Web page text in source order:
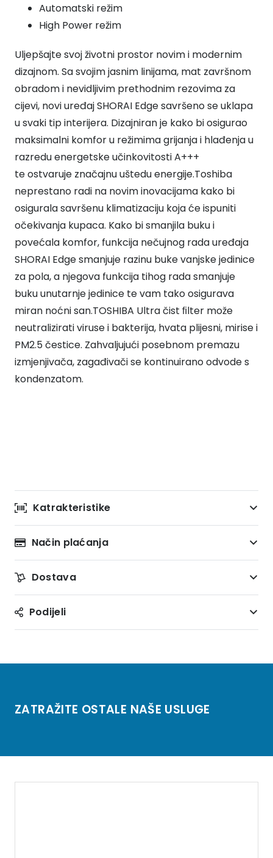
Automatski režim
High Power režim
Uljepšajte svoj životni prostor novim i modernim
dizajnom. Sa svojim jasnim linijama, mat završnom
obradom i nevidljivim prethodnim rezovima za
cijevi, novi uređaj SHORAI Edge savršeno se uklapa
u svaki tip interijera. Dizajniran je kako bi osigurao
maksimalni komfor u režimima grijanja i hlađenja u
razredu energetske učinkovitosti A+++
te ostvaruje značajnu uštedu energije.Toshiba
neprestano radi na novim inovacijama kako bi
osigurala savršenu klimatizaciju koja će ispuniti
očekivanja kupaca. Kako bi smanjila buku i
povećala komfor, funkcija nečujnog rada uređaja
SHORAI Edge smanjuje razinu buke vanjske jedinice
za pola, a njegova funkcija tihog rada smanjuje
buku unutarnje jedinice te vam tako osigurava
miran noćni san.TOSHIBA Ultra čist ﬁlter može
neutralizirati viruse i bakterija, hvata plijesni, mirise i
PM2.5 čestice. Zahvaljujući posebnom premazu
izmjenjivača, zagađivači se kontinuirano odvode s
kondenzatom.
Katrakteristike
Način plaćanja
Dostava
Podijeli
ZATRAŽITE OSTALE NAŠE USLUGE